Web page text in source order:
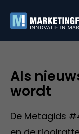
Als
wordt
De Metagids